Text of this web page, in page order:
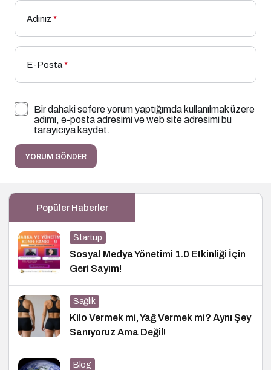
Adınız *
E-Posta*
Bir dahaki sefere yorum yaptığımda kullanılmak üzere
adımı, e-posta adresimi ve web site adresimi bu
tarayıcıya kaydet.
YORUM GÖNDER
Popüler Haberler
Startup
Sosyal Medya Yönetimi 1.0 Etkinliği İçin
Geri Sayım!
Sağlık
Kilo Vermek mi, Yağ Vermek mi? Aynı Şey
Sanıyoruz Ama Değil!
Blog